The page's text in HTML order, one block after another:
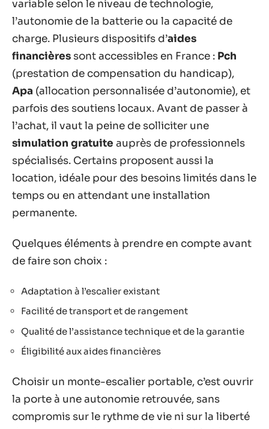
variable selon le niveau de technologie,
l’autonomie de la batterie ou la capacité de
charge. Plusieurs dispositifs d’aides
financières sont accessibles en France : Pch
(prestation de compensation du handicap),
Apa (allocation personnalisée d’autonomie), et
parfois des soutiens locaux. Avant de passer à
l’achat, il vaut la peine de solliciter une
simulation gratuite auprès de professionnels
spécialisés. Certains proposent aussi la
location, idéale pour des besoins limités dans le
temps ou en attendant une installation
permanente.
Quelques éléments à prendre en compte avant
de faire son choix :
Adaptation à l’escalier existant
Facilité de transport et de rangement
Qualité de l’assistance technique et de la garantie
Éligibilité aux aides financières
Choisir un monte-escalier portable, c’est ouvrir
la porte à une autonomie retrouvée, sans
compromis sur le rythme de vie ni sur la liberté